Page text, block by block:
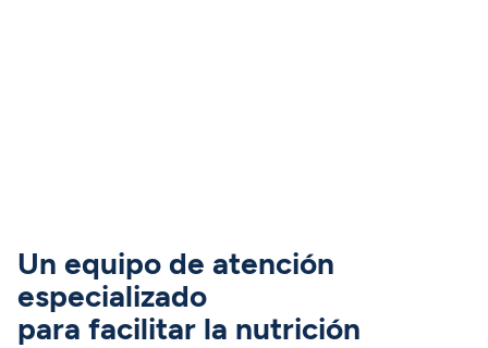
Un equipo de atención
especializado
para facilitar la nutrición